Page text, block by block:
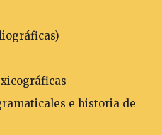
e historia de